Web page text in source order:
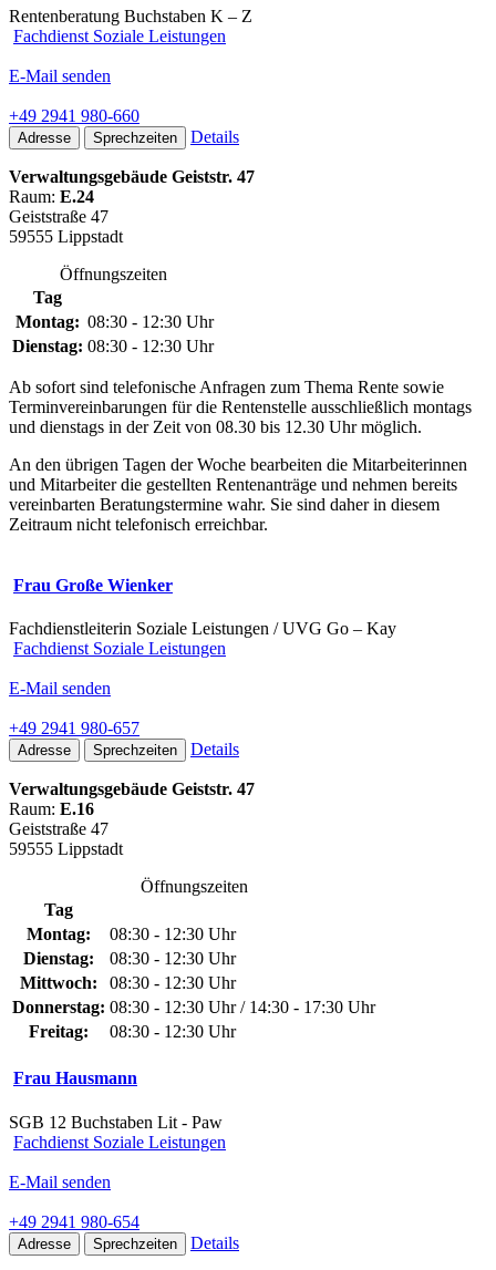
Rentenberatung Buchstaben K – Z
Fachdienst Soziale Leistungen
E-Mail senden
+49 2941 980-660
Adresse Sprechzeiten Details
Verwaltungsgebäude Geiststr. 47
Raum: E.24
Geiststraße 47
59555 Lippstadt
Öffnungszeiten
Tag
Montag: 08:30 - 12:30 Uhr
Dienstag: 08:30 - 12:30 Uhr
Ab sofort sind telefonische Anfragen zum Thema Rente sowie
Terminvereinbarungen für die Rentenstelle ausschließlich montags
und dienstags in der Zeit von 08.30 bis 12.30 Uhr möglich.
An den übrigen Tagen der Woche bearbeiten die Mitarbeiterinnen
und Mitarbeiter die gestellten Rentenanträge und nehmen bereits
vereinbarten Beratungstermine wahr. Sie sind daher in diesem
Zeitraum nicht telefonisch erreichbar.
Frau Große Wienker
Fachdienstleiterin Soziale Leistungen / UVG Go – Kay
Fachdienst Soziale Leistungen
E-Mail senden
+49 2941 980-657
Adresse Sprechzeiten Details
Verwaltungsgebäude Geiststr. 47
Raum: E.16
Geiststraße 47
59555 Lippstadt
Öffnungszeiten
Tag
Montag:
08:30 - 12:30 Uhr
Dienstag:
08:30 - 12:30 Uhr
Mittwoch:
08:30 - 12:30 Uhr
Donnerstag: 08:30 - 12:30 Uhr / 14:30 - 17:30 Uhr
Freitag:
08:30 - 12:30 Uhr
Frau Hausmann
SGB 12 Buchstaben Lit - Paw
Fachdienst Soziale Leistungen
E-Mail senden
+49 2941 980-654
Adresse Sprechzeiten Details